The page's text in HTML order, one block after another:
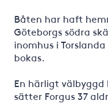
Båten har haft
Göteborgs södra
inomhus i
bokas.
En härligt
sätter Forgus 37